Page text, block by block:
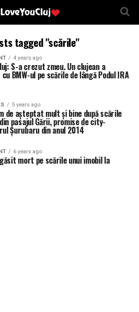
tagged "scările"
4 years ago
S-a crezut zmeu. Un clujean a
BMW-ul pe scările de lângă Podul IRA
5 years ago
de așteptat mult și bine după scările
pasajul Gării, promise de city-
Șurubaru din anul 2014
6 years ago
mort pe scările unui imobil la